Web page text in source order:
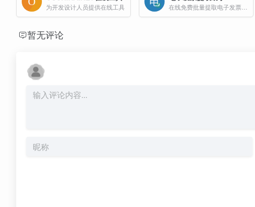
为开发设计人员提供在线工具 在线免费批量提取电子发票到Excel!
暂无评论